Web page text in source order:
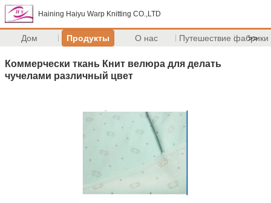
Haining Haiyu Warp Knitting CO.,LTD
Дом Продукты О нас Путешествие фабрики
>>
Коммерчески ткань Книт велюра для делать
чучелами различный цвет